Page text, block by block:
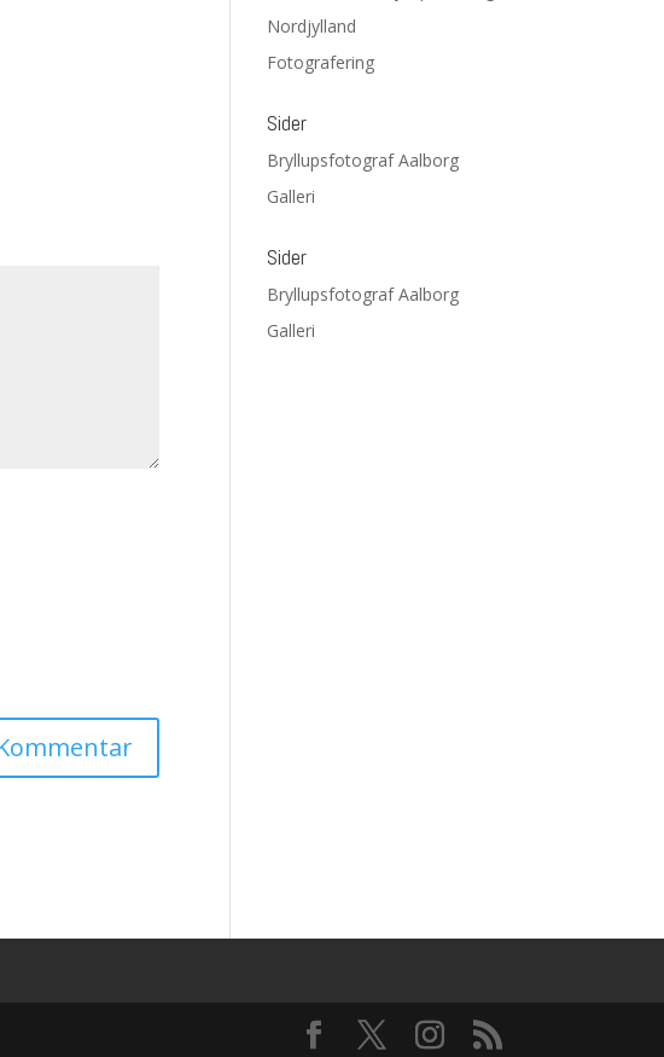
Nordjylland
Fotografering
Sider
Bryllupsfotograf Aalborg
Galleri
Sider
Bryllupsfotograf Aalborg
Galleri